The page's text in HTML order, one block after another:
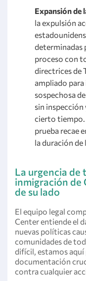
Expansión de
la expulsión
determinadas
proceso con
directrices de
ampliado
sospechosa
sin inspección
cierto tiempo.
prueba recae
la duración de
La urgencia de
inmigración de
de su lado
El equipo legal
Center entiende el
nuevas políticas
comunidades de
difícil, estamos
documentación
contra cualquier